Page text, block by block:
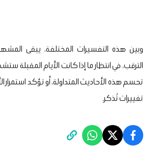
وبين هذه التفسيرات المختلفة، يبقى
الترقب، في انتظار ما إذا كانت الأيام المقبلة
تحسم هذه الأحاديث المتداولة، أو تؤكد
تغييرات تُذكر.